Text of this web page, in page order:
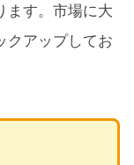
ます。市場に大
クアップしてお